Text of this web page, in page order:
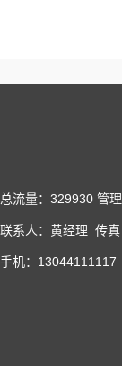
总流量：329930 管
联系人：黄经理 传
手机：